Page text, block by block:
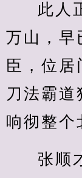
此人
万山，早
臣，位
刀法霸道
响彻整个
张顺